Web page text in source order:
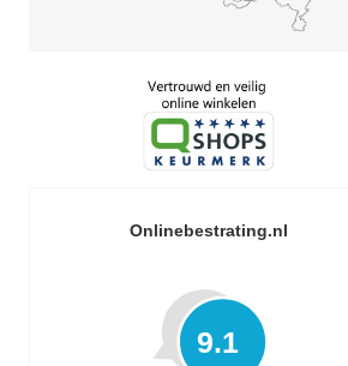
Onlinebestrating.nl
9.1